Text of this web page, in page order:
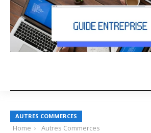
AUTRES COMMERCES
Home
Autres Commerces